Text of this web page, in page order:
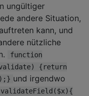
ungültiger
andere Situation,
kann, und
nützliche
function
{return
und irgendwo